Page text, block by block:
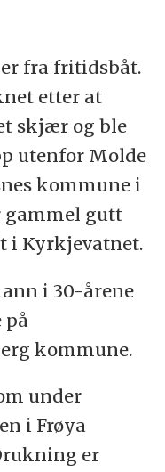
3
fra fritidsbåt.
etter at
skjær og ble
utenfor Molde
kommune i
gammel gutt
i Kyrkjevatnet.
i 30-årene
kommune.
under
i Frøya
er